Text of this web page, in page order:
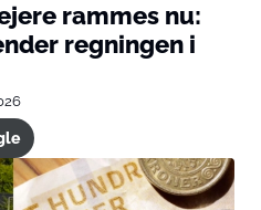
rammes nu:
regningen i